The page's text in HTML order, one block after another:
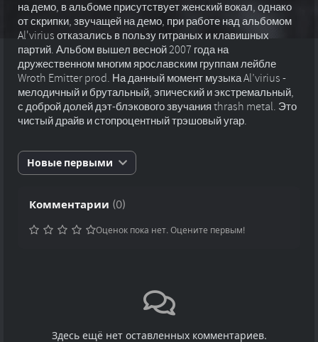
на демо, в альбоме присутствует женский вокал, однако
от скрипки, звучащей на демо, при работе над альбомом
Al'virius отказались в пользу гитраных и клавишных
партий. Альбом вышел весной 2007 года на
дружественном многим ярославским группам лейбле
Wroth Emitter prod. На данный момент музыка Al’virius -
мелодичный и брутальный, эпический и экстремальный,
с доброй долей дэт-блэкового звучания thrash metal. Это
чистый драйв и стопроцентный трэшовый угар.
Новые первыми
Комментарии (0)
Оценок пока нет. Оцените первым!
Здесь ещё нет оставленных комментариев.